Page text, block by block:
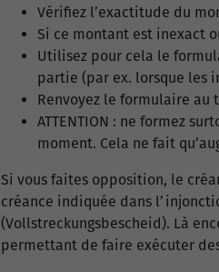
Vérifiez l’exactitude du
Si ce montant est inexact
Utilisez pour cela le
partie (par ex. lorsque les
Renvoyez le formulaire
ATTENTION : ne formez
moment. Cela ne fait
Si vous faites opposition, le
créance indiquée dans
(Vollstreckungsbescheid). Là
permettant de faire exécuter